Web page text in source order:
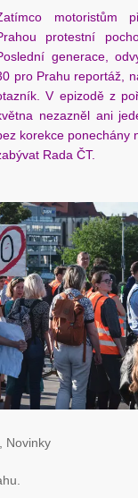
motoristům
protestní
generace,
pro Prahu reportáž,
V epizodě z
nezazněl ani
korekce ponechány
Rada ČT.
Novinky